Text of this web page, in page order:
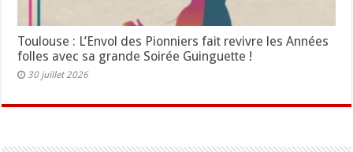
Toulouse : L’Envol des Pionniers fait revivre les Années
folles avec sa grande Soirée Guinguette !
30 juillet 2026